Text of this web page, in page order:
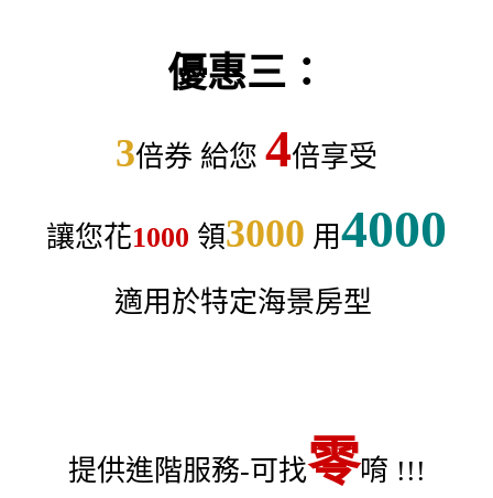
優惠三：
3倍券 給您 4倍享受
讓您花1000 領3000 用4000
適用於特定海景房型
提供進階服務-可找零唷 !!!